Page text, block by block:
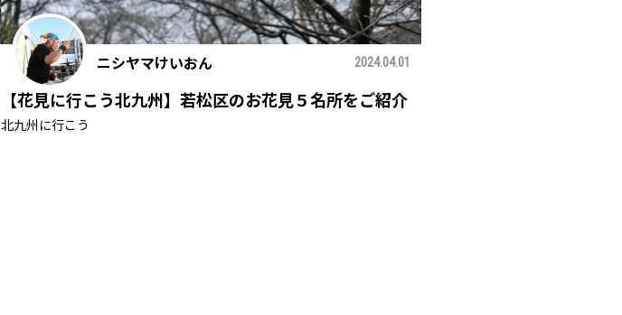
ニシヤマけいおん 2024.04.01
【花見に行こう北九州】若松区のお花見５名所をご紹介
北九州に行こう